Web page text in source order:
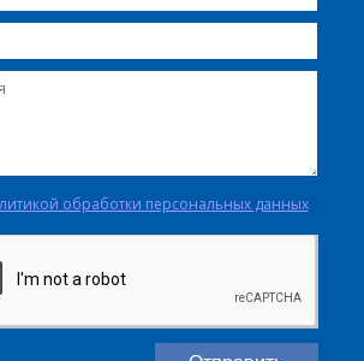
обработки персональных данных